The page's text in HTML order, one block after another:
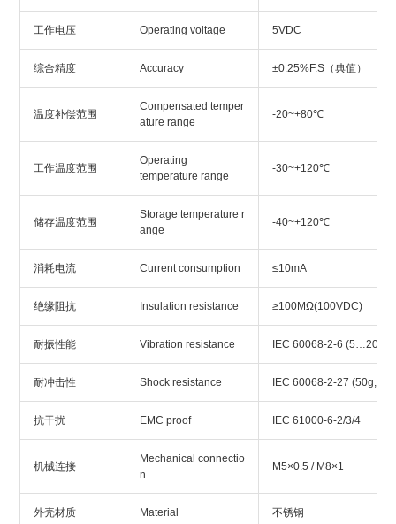
工作电压 Operating voltage 5VDC
综合精度 Accuracy ±0.25%F.S（典值）
温度补偿范围
Compensated temper
ature range
-20~+80℃
工作温度范围
Operating
temperature range
-30~+120℃
储存温度范围
Storage temperature r
ange
-40~+120℃
消耗电流 Current consumption ≤10mA
绝缘阻抗 Insulation resistance ≥100MΩ(100VDC)
耐振性能 Vibration resistance IEC 60068-2-6
耐冲击性 Shock resistance IEC 60068-2-27 (50g,
抗干扰 EMC proof IEC 61000-6-2/3/4
机械连接
Mechanical connectio
n
M5×0.5 / M8×1
外壳材质 Material 不锈钢